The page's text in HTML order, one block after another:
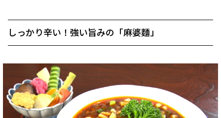
しっかり辛い！強い旨みの「麻婆麵」